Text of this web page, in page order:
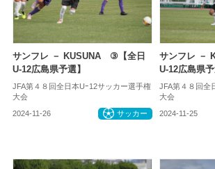
サンフレ － KUSUNA ③【全日
U-12広島県予選】
JFA第４８回全日本Uｰ12サッカー選手権
大会
2024-11-26 サッカー
サンフレ －
U-12広島県予
JFA第４８回全
大会
2024-11-25